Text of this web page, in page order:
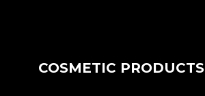
COSMETIC PRODUCTS